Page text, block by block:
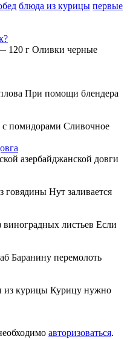
блюда из курицы первые
120 г Оливки черные
При помощи блендера
помидорами Сливочное
азербайджанской довги
говядины Нут заливается
листьев Если
Баранину перемолоть
из курицы Курицу нужно
авторизоваться.